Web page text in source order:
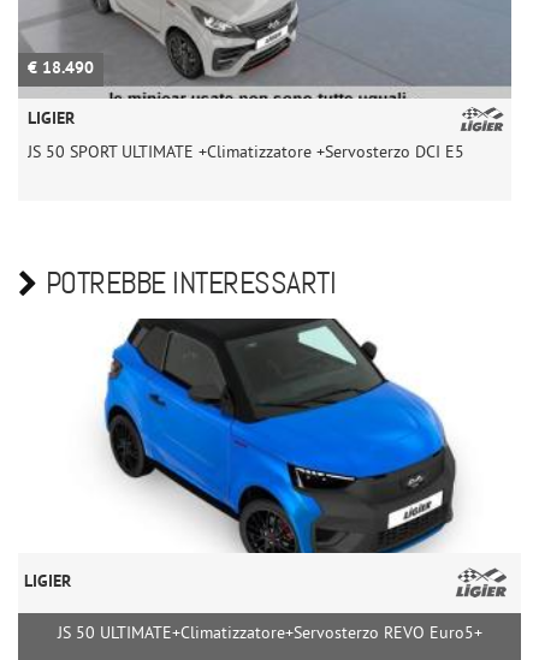
€ 18.490
LIGIER
JS 50 SPORT ULTIMATE +Climatizzatore +Servosterzo DCI E5
POTREBBE INTERESSARTI
LIGIER
JS 50 ULTIMATE+Climatizzatore+Servosterzo REVO Euro5+